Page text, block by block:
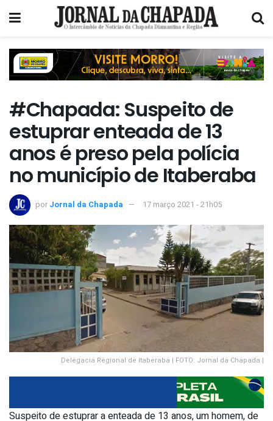
#Chapada: Suspeito de
estuprar enteada de 13
anos é preso pela polícia
no município de Itaberaba
por Jornal da Chapada 17 março 2021 - 21h05
Delegacia Regional de Itaberaba | FOTO: Jornal da Chapada |
Suspeito de estuprar a enteada de 13 anos, um homem, de